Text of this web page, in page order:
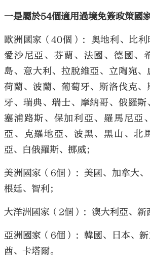
一是屬於54個適用過境免簽政策國
歐洲國家（40個）：奧地利、比利
愛沙尼亞、芬蘭、法國、德國、
島、意大利、拉脫維亞、立陶宛、
荷蘭、波蘭、葡萄牙、斯洛伐克
牙、瑞典、瑞士、摩納哥、俄羅斯
塞浦路斯、保加利亞、羅馬尼亞
亞、克羅地亞、波黑、黑山、北
亞、白俄羅斯、挪威；
美洲國家（6個）：美國、加拿大
根廷、智利；
大洋洲國家（2個）：澳大利亞、新
亞洲國家（6個）：韓國、日本、
酋、卡塔爾。